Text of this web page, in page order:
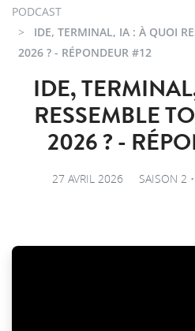
PODCAST
IDE, TERMINAL, IA : À QUOI
2026 ? - RÉPONDEUR #12
IDE,
RESSEMBLE
2026 ? -
27 AVRIL 2026 SAISON 2